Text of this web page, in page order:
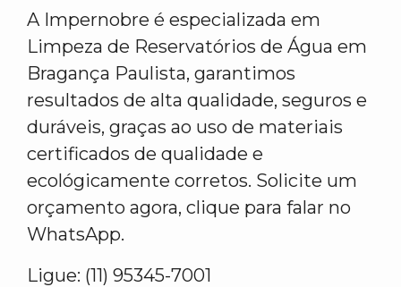
A Impernobre é especializada em
Limpeza de Reservatórios de Água em
Bragança Paulista, garantimos
resultados de alta qualidade, seguros e
duráveis, graças ao uso de materiais
certificados de qualidade e
ecológicamente corretos. Solicite um
orçamento agora, clique para falar no
WhatsApp.
Ligue: (11) 95345-7001